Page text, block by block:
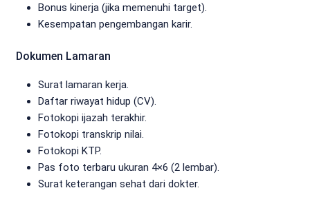
Bonus kinerja (jika memenuhi target).
Kesempatan pengembangan karir.
Dokumen Lamaran
Surat lamaran kerja.
Daftar riwayat hidup (CV).
Fotokopi ijazah terakhir.
Fotokopi transkrip nilai.
Fotokopi KTP.
Pas foto terbaru ukuran 4×6 (2 lembar).
Surat keterangan sehat dari dokter.